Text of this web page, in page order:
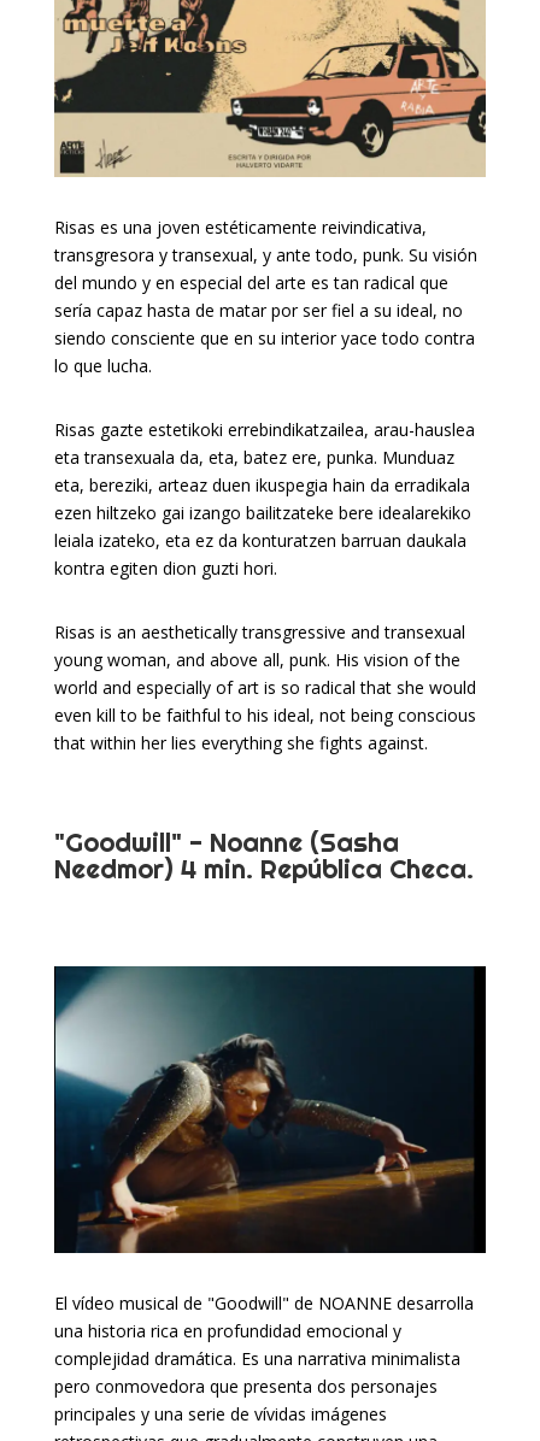
Risas es una joven estéticamente reivindicativa,
transgresora y transexual, y ante todo, punk. Su visión
del mundo y en especial del arte es tan radical que
sería capaz hasta de matar por ser fiel a su ideal, no
siendo consciente que en su interior yace todo contra
lo que lucha.
Risas gazte estetikoki errebindikatzailea, arau-hauslea
eta transexuala da, eta, batez ere, punka. Munduaz
eta, bereziki, arteaz duen ikuspegia hain da erradikala
ezen hiltzeko gai izango bailitzateke bere idealarekiko
leiala izateko, eta ez da konturatzen barruan daukala
kontra egiten dion guzti hori.
Risas is an aesthetically transgressive and transexual
young woman, and above all, punk. His vision of the
world and especially of art is so radical that she would
even kill to be faithful to his ideal, not being conscious
that within her lies everything she fights against.
"Goodwill" - Noanne (Sasha
Needmor) 4 min. República Checa.
El vídeo musical de "Goodwill" de NOANNE desarrolla
una historia rica en profundidad emocional y
complejidad dramática. Es una narrativa minimalista
pero conmovedora que presenta dos personajes
principales y una serie de vívidas imágenes